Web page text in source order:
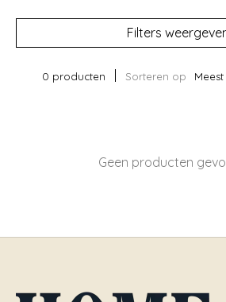
Filters
0 producten Sorteren op
Geen producten